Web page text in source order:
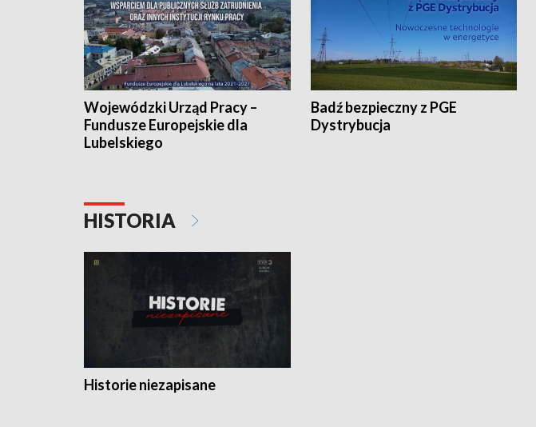
Wojewódzki Urząd Pracy –
Fundusze Europejskie dla
Lubelskiego
Badź bezpieczny z PGE
Dystrybucja
HISTORIA
Historie niezapisane